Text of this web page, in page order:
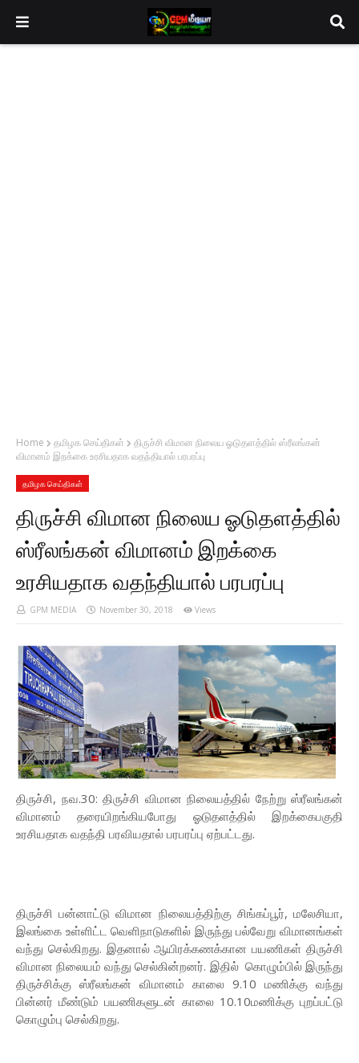
Home தமிழக செய்திகள்
திருச்சி விமான நிலைய ஓடுதளத்தில் ஸ்ரீலங்கன்
விமானம் இறக்கை உரசியதாக வதந்தியால் பரபரப்பு
தமிழக செய்திகள்
திருச்சி விமான நிலைய ஓடுதளத்தில்
ஸ்ரீலங்கன் விமானம் இறக்கை
உரசியதாக வதந்தியால் பரபரப்பு
GPM MEDIA November 30, 2018 Views
திருச்சி, நவ.30: திருச்சி விமான நிலையத்தில் நேற்று ஸ்ரீலங்கன்
விமானம் தரையிறங்கியபோது ஓடுதளத்தில் இறக்கைபகுதி
உரசியதாக வதந்தி பரவியதால் பரபரப்பு ஏற்பட்டது.
திருச்சி பன்னாட்டு விமான நிலையத்திற்கு சிங்கப்பூர், மலேசியா,
இலங்கை உள்ளிட்ட வெளிநாடுகளில் இருந்து பல்வேறு விமானங்கள்
வந்து செல்கிறது. இதனால் ஆயிரக்கணக்கான பயணிகள் திருச்சி
விமான நிலையம் வந்து செல்கின்றனர். இதில் கொழும்பில் இருந்து
திருச்சிக்கு ஸ்ரீலங்கன் விமானம் காலை 9.10 மணிக்கு வந்து
பின்னர் மீண்டும் பயணிகளுடன் காலை 10.10மணிக்கு புறப்பட்டு
கொழும்பு செல்கிறது.